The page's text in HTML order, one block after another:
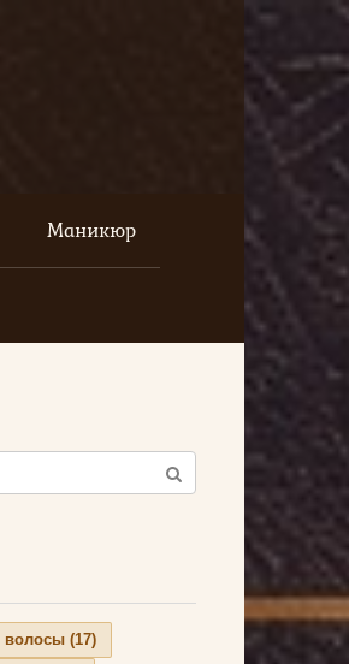
Маникюр
волосы (17)